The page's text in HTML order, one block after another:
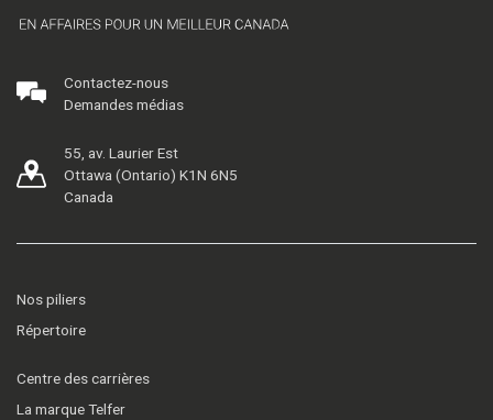
Contactez-nous
Demandes médias
55, av. Laurier Est
Ottawa (Ontario) K1N 6N5
Canada
Nos piliers
Répertoire
Centre des carrières
La marque Telfer